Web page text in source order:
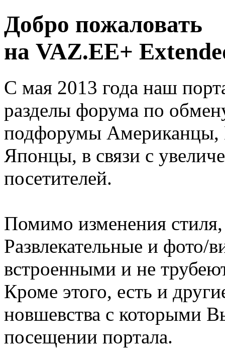
Добро пожаловать
на VAZ.EE+
С мая 2013 года наш
разделы форума по
подфорумы
Японцы, в связи с
посетителей.
Помимо изменения
Развлекательные и фото/
встроенными и не
Кроме этого, есть и
новшевства с которыми
посещении портала.